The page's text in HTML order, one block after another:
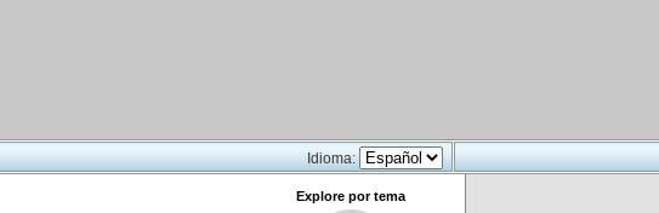
Idioma:
Explore por tema